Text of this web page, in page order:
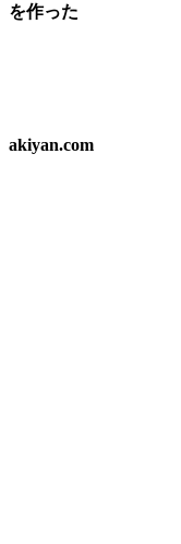
を作った
akiyan.com